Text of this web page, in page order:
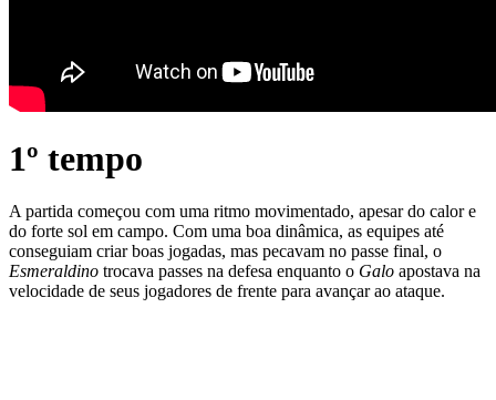
1º tempo
A partida começou com uma ritmo movimentado, apesar do calor e
do forte sol em campo. Com uma boa dinâmica, as equipes até
conseguiam criar boas jogadas, mas pecavam no passe final, o
Esmeraldino trocava passes na defesa enquanto o Galo apostava na
velocidade de seus jogadores de frente para avançar ao ataque.